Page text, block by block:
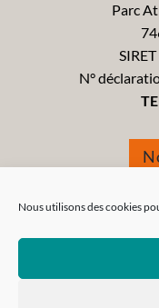
Nous utilisons des cookies
Parc
N°